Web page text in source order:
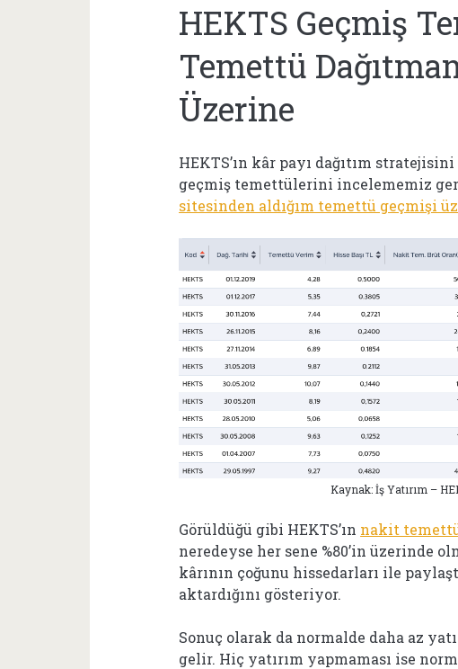
HEKTS Geçmiş
Temettü
Üzerine
HEKTS’ın kâr payı dağıtım
geçmiş temettülerini incelememiz
sitesinden aldığım temettü geçmişi
Kaynak: İş Yatırım –
Görüldüğü gibi HEKTS’ın nakit temettü
neredeyse her sene %80’in üzerinde
kârının çoğunu hissedarları ile
aktardığını gösteriyor.
Sonuç olarak da normalde daha az
gelir. Hiç yatırım yapmaması ise